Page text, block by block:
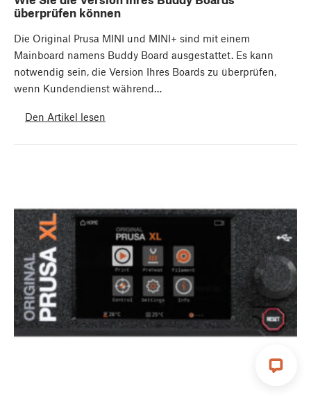
überprüfen können
Die Original Prusa MINI und MINI+ sind mit einem
Mainboard namens Buddy Board ausgestattet. Es kann
notwendig sein, die Version Ihres Boards zu überprüfen,
wenn Kundendienst während…
Den Artikel lesen